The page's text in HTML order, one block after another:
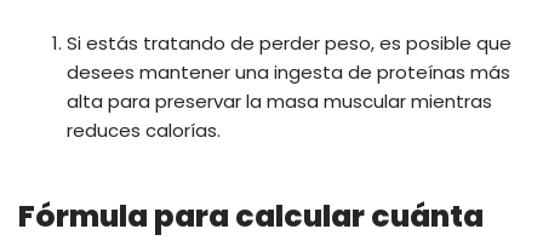
Si estás tratando de perder peso, es posible que
desees mantener una ingesta de proteínas más
alta para preservar la masa muscular mientras
reduces calorías.
Fórmula para calcular cuánta